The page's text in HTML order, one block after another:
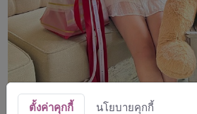
ตั้งค่าคุกกี้ นโยบายคุกกี้